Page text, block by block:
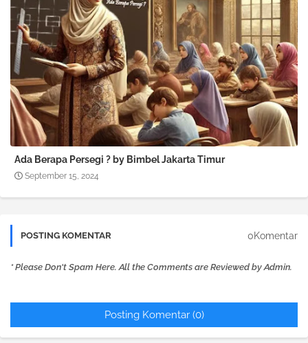
Ada Berapa Persegi ? by Bimbel Jakarta Timur
September 15, 2024
POSTING KOMENTAR 0Komentar
* Please Don't Spam Here. All the Comments are Reviewed by Admin.
Posting Komentar (0)